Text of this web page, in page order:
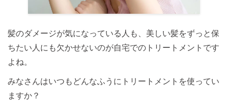
髪のダメージが気になっている人も、美しい髪をずっと保
ちたい人にも欠かせないのが自宅でのトリートメントです
よね。
みなさんはいつもどんなふうにトリートメントを使ってい
ますか？